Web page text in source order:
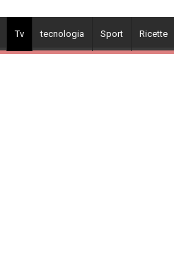
Tv tecnologia Sport Ricette